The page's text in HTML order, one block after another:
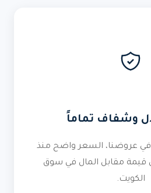
وشفاف تماماً
في عروضنا، السعر واضح منذ
قيمة مقابل المال في سوق
الكويت.